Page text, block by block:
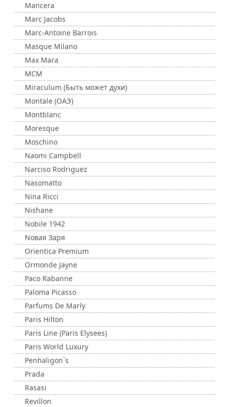
Mancera
Marc Jacobs
Marc-Antoine Barrois
Masque Milano
Max Mara
MCM
Miraculum (Быть может духи)
Montale (ОАЭ)
Montblanc
Moresque
Moschino
Naomi Campbell
Narciso Rodriguez
Nasomatto
Nina Ricci
Nishane
Nobile 1942
Nовая Заря
Orientica Premium
Ormonde Jayne
Paco Rabanne
Paloma Picasso
Parfums De Marly
Paris Hilton
Paris Line (Paris Elysees)
Paris World Luxury
Penhaligon`s
Prada
Rasasi
Revillon